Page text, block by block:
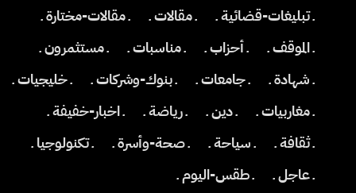
ـ تبليغات-قضائية ـ
ـ مقالات ـ
ـ مقالات-مختارة ـ
ـ الموقف ـ
ـ أحزاب ـ ـ مناسبات ـ
ـ مستثمرون ـ
ـ شهادة ـ
ـ جامعات ـ ـ بنوك-وشركات ـ
ـ خليجيات ـ
ـ مغاربيات ـ
ـ دين ـ ـ رياضة ـ
ـ اخبار-خفيفة ـ
ـ ثقافة ـ
ـ سياحة ـ ـ صحة-وأسرة ـ
ـ تكنولوجيا ـ
ـ عاجل ـ
ـ طقس-اليوم ـ